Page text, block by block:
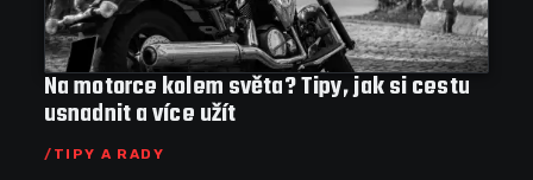
Na motorce kolem světa? Tipy, jak si cestu
usnadnit a více užít
TIPY A RADY